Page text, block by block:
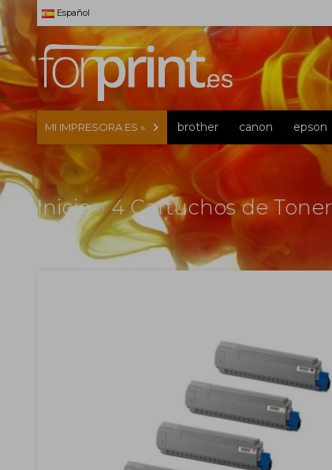
Español
MI IMPRESORA ES » brother canon epson
Inicio»4 Cartuchos de